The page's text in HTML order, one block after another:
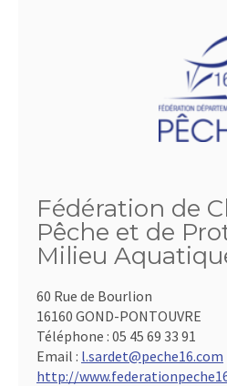
Fédération de
Pêche et de
Milieu
60 Rue de Bourlion
16160 GOND-PONTOUVRE
Téléphone : 05 45 69 33 91
Email : l.sardet@peche16.com
http://